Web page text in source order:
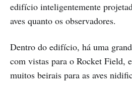
edifício inteligentemente
aves quanto os observadores.
Dentro do edifício, há uma
com vistas para o Rocket Field,
muitos beirais para as aves